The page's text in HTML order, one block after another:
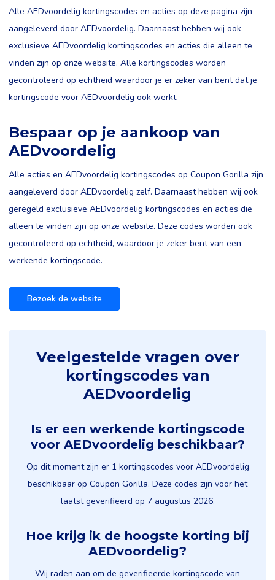
Alle AEDvoordelig kortingscodes en acties op deze pagina zijn
aangeleverd door AEDvoordelig. Daarnaast hebben wij ook
exclusieve AEDvoordelig kortingscodes en acties die alleen te
vinden zijn op onze website. Alle kortingscodes worden
gecontroleerd op echtheid waardoor je er zeker van bent dat je
kortingscode voor AEDvoordelig ook werkt.
Bespaar op je aankoop van
AEDvoordelig
Alle acties en AEDvoordelig kortingscodes op Coupon Gorilla zijn
aangeleverd door AEDvoordelig zelf. Daarnaast hebben wij ook
geregeld exclusieve AEDvoordelig kortingscodes en acties die
alleen te vinden zijn op onze website. Deze codes worden ook
gecontroleerd op echtheid, waardoor je zeker bent van een
werkende kortingscode.
Bezoek de website
Veelgestelde vragen over
kortingscodes van
AEDvoordelig
Is er een werkende kortingscode
voor AEDvoordelig beschikbaar?
Op dit moment zijn er 1 kortingscodes voor AEDvoordelig
beschikbaar op Coupon Gorilla. Deze codes zijn voor het
laatst geverifieerd op 7 augustus 2026.
Hoe krijg ik de hoogste korting bij
AEDvoordelig?
Wij raden aan om de geverifieerde kortingscode van